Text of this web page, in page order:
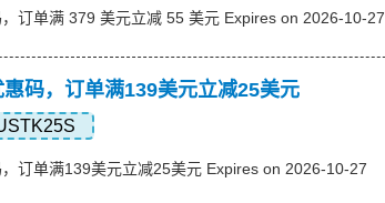
订单满 379 美元立减 55 美元 Expires on 2026-10-27
码，订单满139美元立减25美元
订单满139美元立减25美元 Expires on 2026-10-27